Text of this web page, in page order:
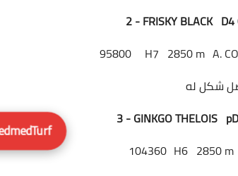
2 - FRISKY BLACK
95800
H7 2850 m A.
3 - GINKGO THELOIS
104360 H6 2850 m